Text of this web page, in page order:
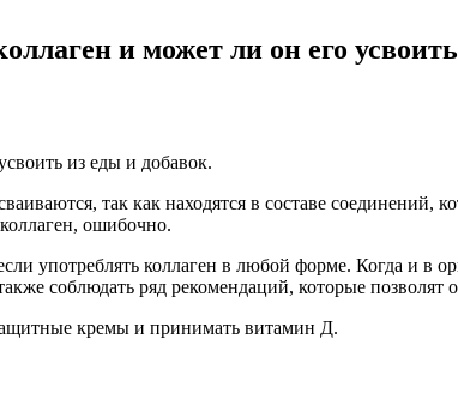
и может ли он его
из еды и добавок.
так как находятся в составе соединений,
ошибочно.
употреблять коллаген в любой форме. Когда и в
соблюдать ряд рекомендаций, которые позволят
кремы и принимать витамин Д.